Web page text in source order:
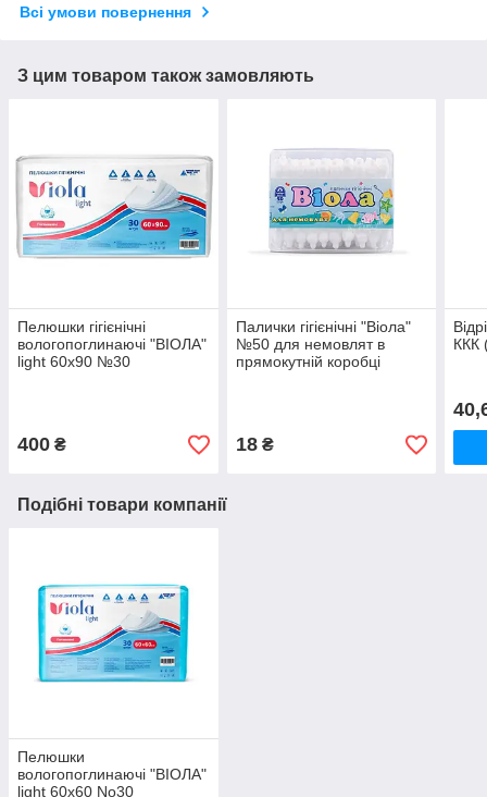
Всі умови повернення
З цим товаром також замовляють
Пелюшки гігієнічні
вологопоглинаючі "ВІОЛА"
light 60х90 №30
400 ₴
Палички гігієнічні "Віола"
№50 для немовлят в
прямокутній коробці
18₴
ККК
Подібні товари компанії
Пелюшки
вологопоглинаючі "ВІОЛА"
light 60x60 No30